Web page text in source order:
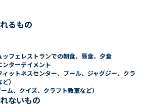
るもの
ッフェレストランでの朝食、昼食、夕食
ンターテイメント
ットネスセンター、プール、ジャグジー、クラ
）
ム、クイズ、クラフト教室など）
ないもの